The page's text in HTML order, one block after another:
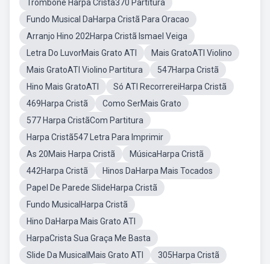
Trombone Harpa Cristã370 Partitura
Fundo Musical DaHarpa Cristã Para Oracao
Arranjo Hino 202Harpa Cristã Ismael Veiga
Letra Do LuvorMais Grato ATI
Mais GratoATI Violino
Mais GratoATI Violino Partitura
547Harpa Cristã
Hino Mais GratoATI
Só ATI RecorrereiHarpa Cristã
469Harpa Cristã
Como SerMais Grato
577 Harpa CristãCom Partitura
Harpa Cristã547 Letra Para Imprimir
As 20Mais Harpa Cristã
MúsicaHarpa Cristã
442Harpa Cristã
Hinos DaHarpa Mais Tocados
Papel De Parede SlideHarpa Cristã
Fundo MusicalHarpa Cristã
Hino DaHarpa Mais Grato ATI
HarpaCrista Sua Graça Me Basta
Slide Da MusicalMais Grato ATI
305Harpa Cristã